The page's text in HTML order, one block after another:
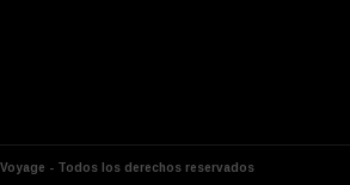
- Todos los derechos reservados